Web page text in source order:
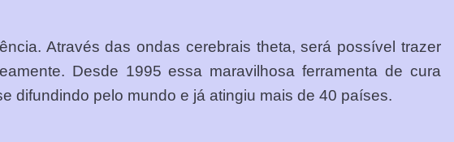
Através das ondas cerebrais theta, será possível trazer
Desde 1995 essa maravilhosa ferramenta de cura
difundindo pelo mundo e já atingiu mais de 40 países.